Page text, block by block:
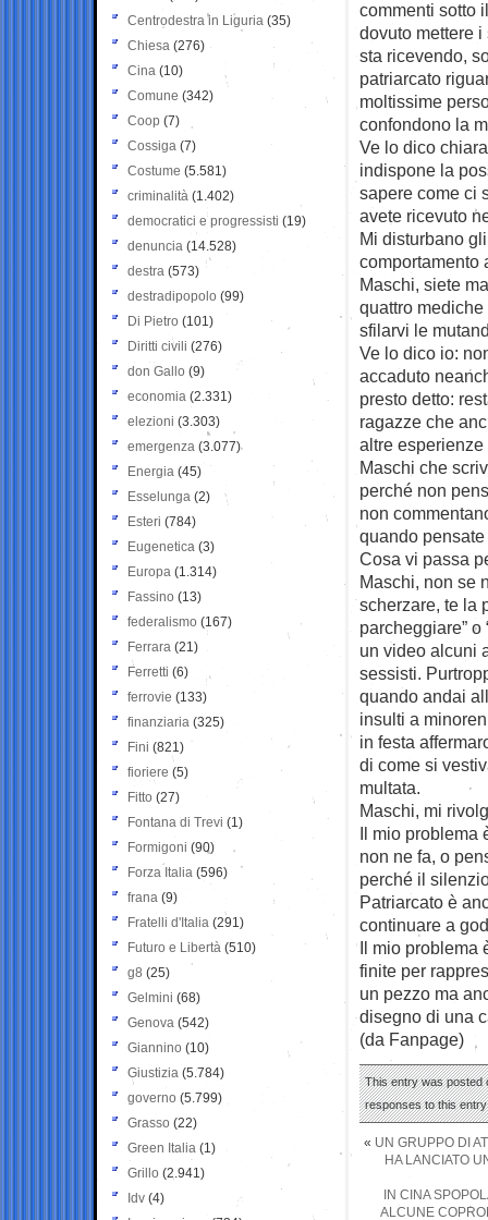
commenti sotto
dovuto mettere
sta ricevendo,
patriarcato
moltissime
confondono la
Ve lo dico
indispone la
sapere come ci
avete ricevuto
Mi disturbano
comportamento
Maschi, siete
quattro
sfilarvi le
Ve lo dico io:
accaduto
presto detto:
ragazze che
altre
Maschi che
perché non
non
quando
Cosa vi passa
Maschi, non se
scherzare, te la
parcheggiare” o
un video alcuni
sessisti.
quando andai
insulti a
in festa
di come si
multata.
Maschi, mi
Il mio problema
non ne fa, o
perché il
Patriarcato è
continuare a
Il mio problema
finite per
un pezzo ma
disegno di una
(da Fanpage)
This entry was posted
responses to this
« UN GRUPPO DI
HA LANCIATO
IN CINA
ALCUNE
Centrodestra in Liguria (35)
Chiesa (276)
Cina (10)
Comune (342)
Coop (7)
Cossiga (7)
Costume (5.581)
criminalità (1.402)
democratici e progressisti (19)
denuncia (14.528)
destra (573)
destradipopolo (99)
Di Pietro (101)
Diritti civili (276)
don Gallo (9)
economia (2.331)
elezioni (3.303)
emergenza (3.077)
Energia (45)
Esselunga (2)
Esteri (784)
Eugenetica (3)
Europa (1.314)
Fassino (13)
federalismo (167)
Ferrara (21)
Ferretti (6)
ferrovie (133)
finanziaria (325)
Fini (821)
fioriere (5)
Fitto (27)
Fontana di Trevi (1)
Formigoni (90)
Forza Italia (596)
frana (9)
Fratelli d'Italia (291)
Futuro e Libertà (510)
g8 (25)
Gelmini (68)
Genova (542)
Giannino (10)
Giustizia (5.784)
governo (5.799)
Grasso (22)
Green Italia (1)
Grillo (2.941)
Idv (4)